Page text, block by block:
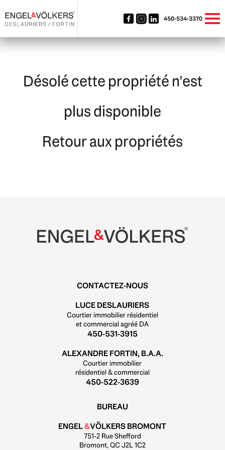
450-534-3370
Désolé cette propriété n'est
plus disponible
Retour aux propriétés
CONTACTEZ-NOUS
LUCE DESLAURIERS
Courtier immobilier résidentiel
et commercial agréé DA
450-531-3915
ALEXANDRE FORTIN, B.A.A.
Courtier immobilier
résidentiel & commercial
450-522-3639
BUREAU
ENGEL&VÖLKERS BROMONT
751-2 Rue Shefford
Bromont, QC J2L 1C2